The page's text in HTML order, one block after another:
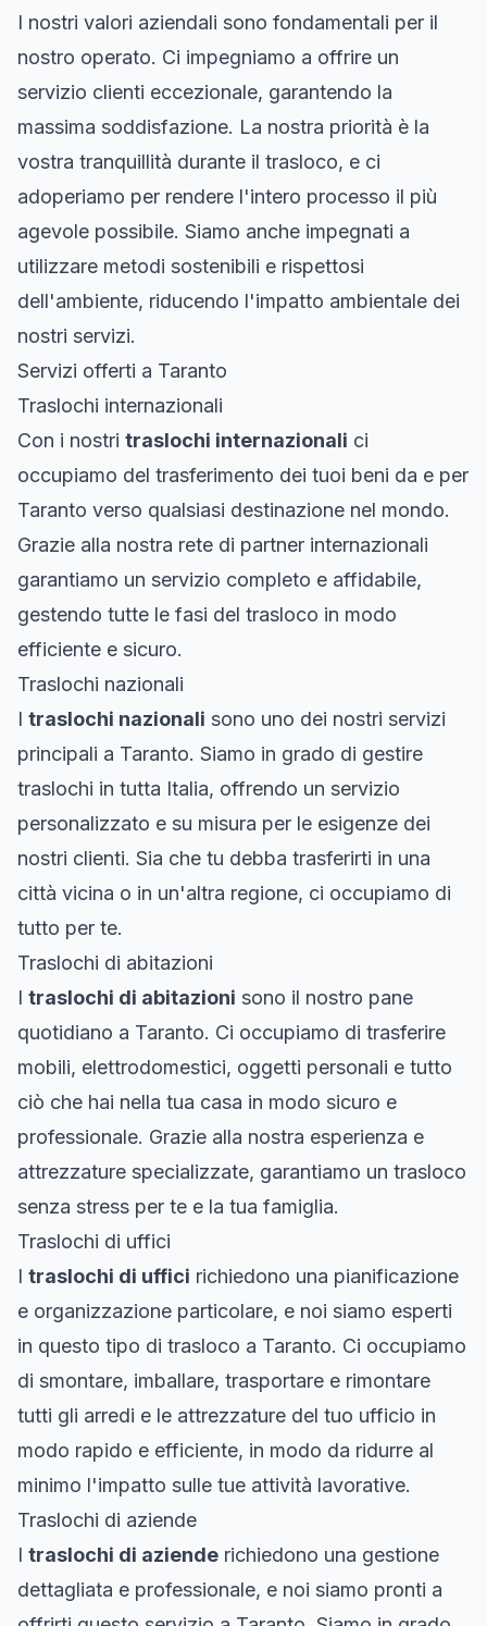
I nostri valori aziendali sono fondamentali per il
nostro operato. Ci impegniamo a offrire un
servizio clienti eccezionale, garantendo la
massima soddisfazione. La nostra priorità è la
vostra tranquillità durante il trasloco, e ci
adoperiamo per rendere l'intero processo il più
agevole possibile. Siamo anche impegnati a
utilizzare metodi sostenibili e rispettosi
dell'ambiente, riducendo l'impatto ambientale dei
nostri servizi.
Servizi offerti a Taranto
Traslochi internazionali
Con i nostri traslochi internazionali ci
occupiamo del trasferimento dei tuoi beni da e per
Taranto verso qualsiasi destinazione nel mondo.
Grazie alla nostra rete di partner internazionali
garantiamo un servizio completo e affidabile,
gestendo tutte le fasi del trasloco in modo
efficiente e sicuro.
Traslochi nazionali
I traslochi nazionali sono uno dei nostri servizi
principali a Taranto. Siamo in grado di gestire
traslochi in tutta Italia, offrendo un servizio
personalizzato e su misura per le esigenze dei
nostri clienti. Sia che tu debba trasferirti in una
città vicina o in un'altra regione, ci occupiamo di
tutto per te.
Traslochi di abitazioni
I traslochi di abitazioni sono il nostro pane
quotidiano a Taranto. Ci occupiamo di trasferire
mobili, elettrodomestici, oggetti personali e tutto
ciò che hai nella tua casa in modo sicuro e
professionale. Grazie alla nostra esperienza e
attrezzature specializzate, garantiamo un trasloco
senza stress per te e la tua famiglia.
Traslochi di uffici
I traslochi di uffici richiedono una pianificazione
e organizzazione particolare, e noi siamo esperti
in questo tipo di trasloco a Taranto. Ci occupiamo
di smontare, imballare, trasportare e rimontare
tutti gli arredi e le attrezzature del tuo ufficio in
modo rapido e efficiente, in modo da ridurre al
minimo l'impatto sulle tue attività lavorative.
Traslochi di aziende
I traslochi di aziende richiedono una gestione
dettagliata e professionale, e noi siamo pronti a